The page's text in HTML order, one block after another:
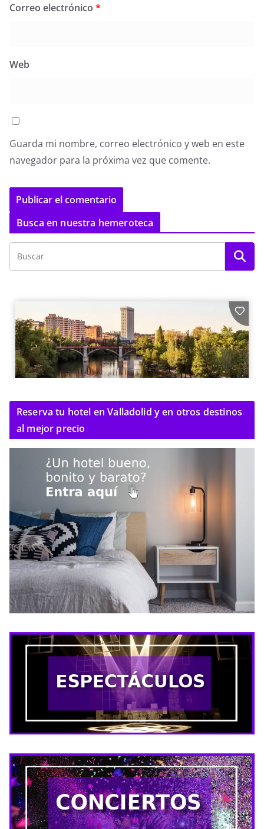
Correo electrónico *
Web
Guarda mi nombre, correo electrónico y web en este
navegador para la próxima vez que comente.
Busca en nuestra hemeroteca
Reserva tu hotel en Valladolid y en otros destinos
al mejor precio